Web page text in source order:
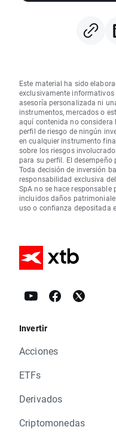
Este material ha sido
exclusivamente informativos
asesoría personalizada ni
instrumentos, mercados o
aquí contenida no considera
perfil de riesgo de ningún
en cualquier instrumento
sobre los riesgos
para su perfil. El
Toda decisión de inversión
responsabilidad exclusiva
SpA no se hace
incluidos daños
uso o confianza depositada
Invertir
Acciones
ETFs
Derivados
Criptomonedas